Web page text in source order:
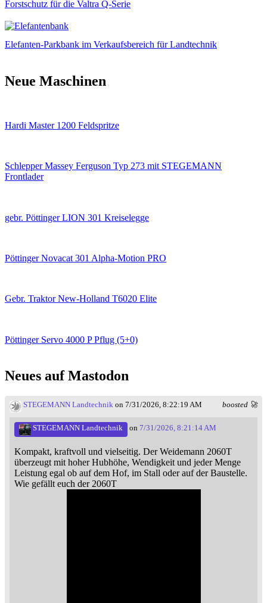
Forstschutz für die Valtra Q-Serie
Elefanten-Parkbank im Verkaufsbereich für Landtechnik
Neue Maschinen
Hardi Master 1200 Feldspritze
Schlepper Massey Ferguson Typ 273 mit STEGEMANN
Frontlader
gebr. Pöttinger LION 301 Kreiselegge
Pöttinger Novacat 301 Alpha-Motion PRO
Gebr. Traktor New-Holland T6020 Elite
Pöttinger Servo 4000 P Pflug (5+0)
Neues auf Mastodon
boosted 🚀
STEGEMANN Landtechnik on 7/31/2026, 8:22:19 AM
STEGEMANN Landtechnik on 7/31/2026, 8:21:14 AM
Kompakt, kraftvoll und vielseitig. Der Weidemann 2060T
überzeugt mit hoher Hubhöhe, Wendigkeit und jeder Menge
Leistung egal ob auf dem Hof, im Stall oder auf der Baustelle.
Wie gefällt euch der 2060T